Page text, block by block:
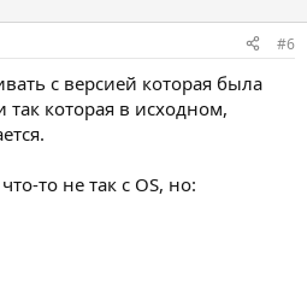
#6
с версией которая была
которая в исходном,
то не так с OS, но: